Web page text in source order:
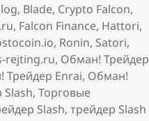
, Blade, Crypto Falcon,
, Falcon Finance, Hattori,
, Ronin, Satori,
rejting.ru, Обман! Трейдер
Трейдер Enrai, Обман!
,Торговые
Slash,трейдер Slash